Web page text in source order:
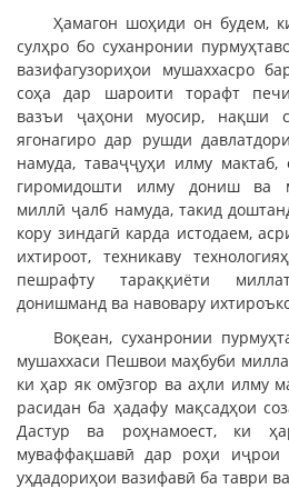
Ҳамагон шоҳиди он будем,
сулҳро бо суханронии
вазифагузориҳои мушаххасро
соҳа дар шароити торафт
вазъи ҷаҳони муосир, нақши
ягонагиро дар рушди
намуда, таваҷҷуҳи илму
гиромидошти илму дониш ва
миллӣ ҷалб намуда, такид
кору зиндагӣ карда истодаем,
ихтироот, техникаву
пешрафту тараққиёти
донишманд ва навовару
Воқеан, суханронии
мушаххаси Пешвои маҳбуби
ки ҳар як омӯзгор ва аҳли илму
расидан ба ҳадафу мақсадҳои
Дастур ва роҳнамоест, ки
муваффақшавӣ дар роҳи иҷрои
уҳдадориҳои вазифавӣ ба таври